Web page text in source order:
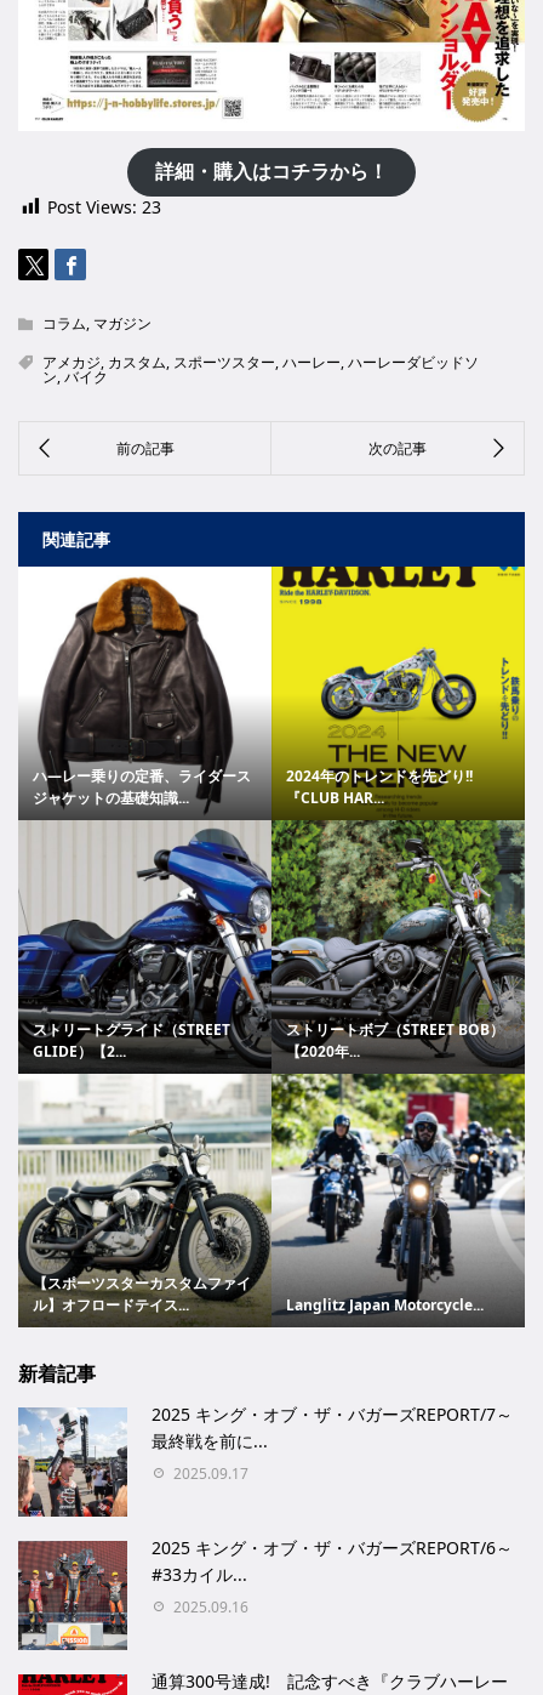
詳細・購入はコチラから！
Post Views: 23
コラム, マガジン
アメカジ, カスタム, スポーツスター,ハーレー,ハーレーダビッドソ
ン,バイク
関連記事
ハ―レー乗りの定番、ライダース
ジャケットの基礎知識...
2024年のトレンドを先どり!!
『CLUB HAR...
ストリートグライド（STREET
GLIDE）【2...
ストリートボブ（STREET BOB）
【2020年...
【スポーツスターカスタムファイ
ル】オフロードテイス...
Langlitz Japan Motorcycle...
新着記事
2025 キング・オブ・ザ・バガーズREPORT/7～
最終戦を前に...
2025.09.17
2025 キング・オブ・ザ・バガーズREPORT/6～
#33カイル...
2025.09.16
通算300号達成! 記念すべき『クラブハーレー